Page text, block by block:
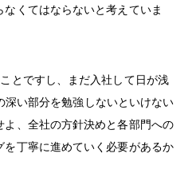
くてはならないと考えていま
とですし、まだ入社して日が浅
い部分を勉強しないといけない
、全社の方針決めと各部門への
丁寧に進めていく必要があるか